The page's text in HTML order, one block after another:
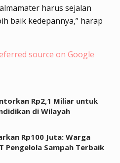
harus sejalan
baik kedepannya,” harap
source on Google
Rp2,1 Miliar untuk
di Wilayah
Rp100 Juta: Warga
Pengelola Sampah Terbaik